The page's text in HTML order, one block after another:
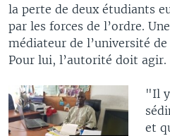
la perte de deux étudiants
par les forces de l’ordre.
médiateur de l’université
Pour lui, l’autorité doit agir.
"Il y
et